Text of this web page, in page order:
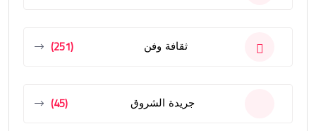
ثقافة وفن (251)
جريدة الشروق (45)